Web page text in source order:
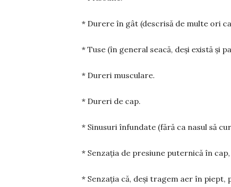
* Durere în gât (descrisă de multe ori
* Tuse (în general seacă, deși există și
* Dureri musculare.
* Dureri de cap.
* Sinusuri înfundate (fără ca nasul să
* Senzația de presiune puternică în
* Senzația că, deși tragem aer în piept,